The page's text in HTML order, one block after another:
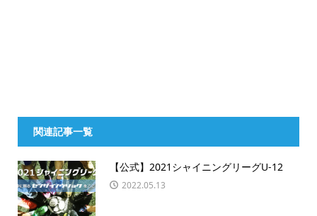
関連記事一覧
【公式】2021シャイニングリーグU-12
2022.05.13